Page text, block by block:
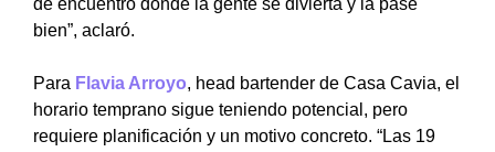
de encuentro donde la gente se divierta y la pase
bien”, aclaró.
Para Flavia Arroyo, head bartender de Casa Cavia, el
horario temprano sigue teniendo potencial, pero
requiere planificación y un motivo concreto. “Las 19